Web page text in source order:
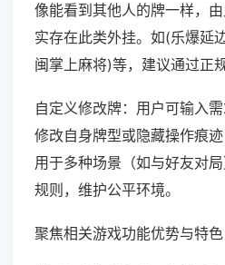
像能看到其他人的牌一样，
实存在此类外挂。如(乐爆延
闽掌上麻将)等，建议通过正
自定义修改牌：用户可输入
修改自身牌型或隐藏操作痕
用于多种场景（如与好友对
规则，维护公平环境。
聚焦相关游戏功能优势与特色